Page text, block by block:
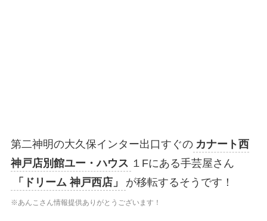
第二神明の大久保インター出口すぐの カナート西
神戸店別館ユー・ハウス １Fにある手芸屋さん
「ドリーム 神戸西店」
が移転するそうです！
※あんこ さん情報提供ありがとうございます！